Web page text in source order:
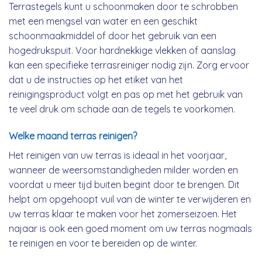
Terrastegels kunt u schoonmaken door te schrobben
met een mengsel van water en een geschikt
schoonmaakmiddel of door het gebruik van een
hogedrukspuit. Voor hardnekkige vlekken of aanslag
kan een specifieke terrasreiniger nodig zijn. Zorg ervoor
dat u de instructies op het etiket van het
reinigingsproduct volgt en pas op met het gebruik van
te veel druk om schade aan de tegels te voorkomen.
Welke maand terras reinigen?
Het reinigen van uw terras is ideaal in het voorjaar,
wanneer de weersomstandigheden milder worden en
voordat u meer tijd buiten begint door te brengen. Dit
helpt om opgehoopt vuil van de winter te verwijderen en
uw terras klaar te maken voor het zomerseizoen. Het
najaar is ook een goed moment om uw terras nogmaals
te reinigen en voor te bereiden op de winter.